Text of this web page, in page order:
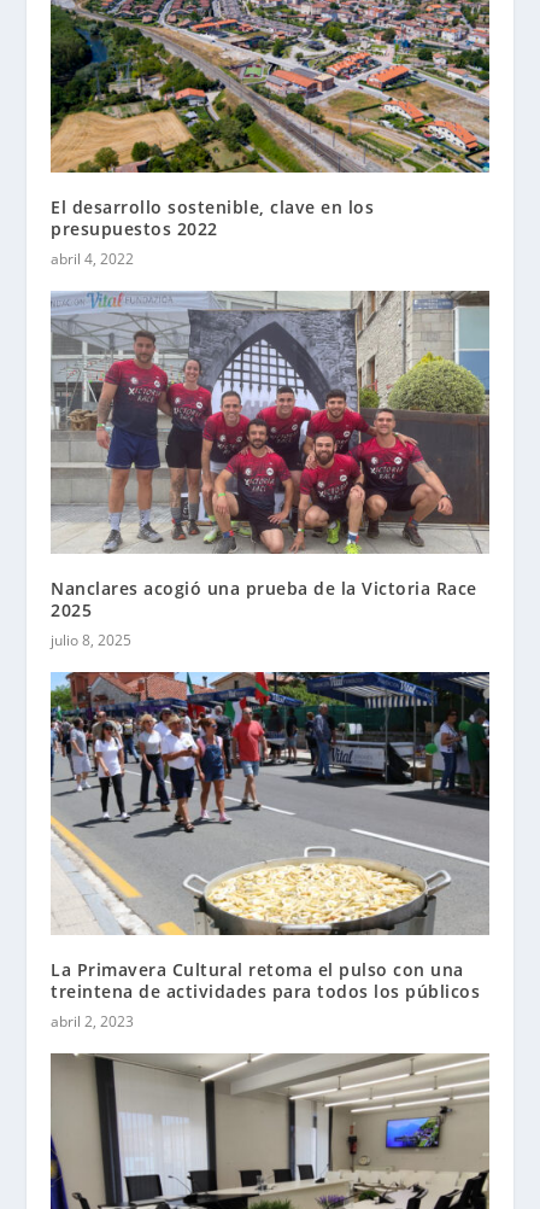
El desarrollo sostenible, clave en los
presupuestos 2022
abril 4, 2022
Nanclares acogió una prueba de la Victoria Race
2025
julio 8, 2025
La Primavera Cultural retoma el pulso con una
treintena de actividades para todos los públicos
abril 2, 2023